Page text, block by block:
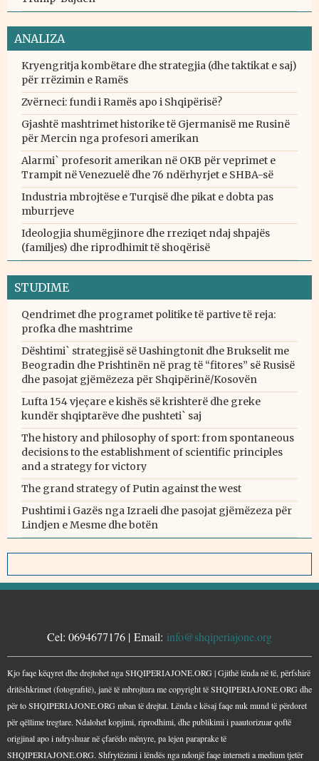
ANALIZA
Kryengritja kombëtare dhe strategjia (dhe taktikat e saj)
për rrëzimin e Ramës
Zvërneci: fundi i Ramës apo i Shqipërisë?
Gjashtë mashtrimet historike të Gjermanisë me Rusinë
për Mercin nga profesori amerikan
Alarmi` profesorit amerikan në OKB për veprimet e
Trampit në Venezuelë dhe 76 ndërhyrjet e SHBA-së
Industria mbrojtëse e Turqisë dhe pikat e dobta pas
mburrjeve
Ideologjia shumëgjinore dhe rreziqet ndaj shpajës
(familjes) dhe riprodhimit të shoqërisë
STUDIME
Qendrimet dhe programet politike të partive të reja:
profka dhe mashtrime
Dështimi` strategjisë së Uashingtonit dhe Brukselit me
Beogradin dhe Prishtinën në prag të “fitores” së Rusisë
dhe pasojat gjëmëzeza për Shqipërinë/Kosovën
Lufta 154 vjeçare e kishës së krishterë dhe greke
kundër shqiptarëve dhe pushteti` saj
The history and philosophy of sport: from spontaneous
decisions to the establishment of scientific principles
and a strategy for victory
The grand strategy of Putin against the west
Pushtimi i Gazës nga Izraeli dhe pasojat gjëmëzeza për
Lindjen e Mesme dhe botën
Cel: 0694677176 | Email: info@shqiperiajone.org
Kjo faqe këqyret dhe drejtohet nga SHQIPERIAJONE.ORG | Gjithë lënda në të, përfshirë
dritëshkrimet (fotografitë), janë të mbrojtura me copyright të SHQIPERIAJONE.ORG dhe
për to SHQIPERIAJONE.ORG mban të drejtat. Lënda e kësaj faqe nuk mund të përdoret
për qëllime tregtare. Ndalohet kopjimi, riprodhimi, dhe publikimi i paautorizuar qoftë
origjinal apo i ndryshuar në çfarëdo mënyre, pa lejen paraprake të
SHQIPERIAJONE.ORG. Shfrytëzimi i lëndës nga ndonjë faqe interneti a medium tjetër